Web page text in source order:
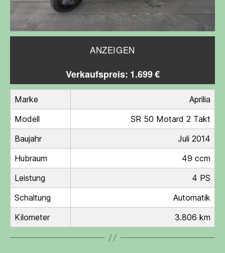
ANZEIGEN
Verkaufspreis: 1.699 €
Marke
Aprilia
Modell
SR 50 Motard 2 Takt
Baujahr
Juli 2014
Hubraum
49 ccm
Leistung
4 PS
Schaltung
Automatik
Kilometer
3.806 km